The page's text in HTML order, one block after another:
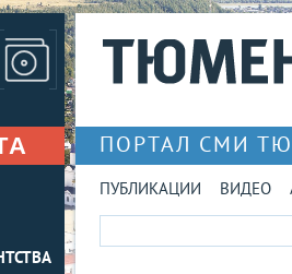
ПОРТАЛ СМИ
ПУБЛИКАЦИИ ВИДЕО